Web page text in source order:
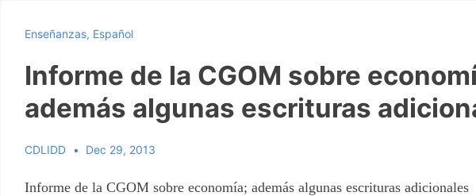
Enseñanzas, Español
Informe de la CGOM sobre
además algunas escrituras
CDLIDD Dec 29, 2013
Informe de la CGOM sobre economía; además algunas escrituras adicionales